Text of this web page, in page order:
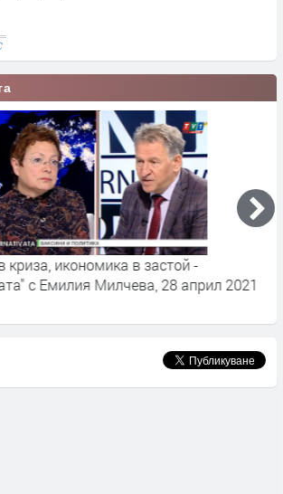
икономика в застой -
с Емилия Милчева, 28 април 2021